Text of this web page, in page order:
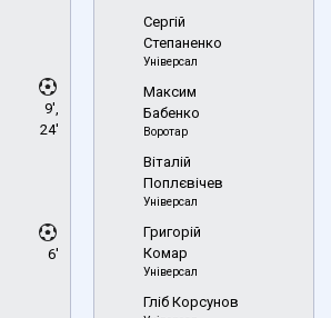
9',
24'
6'
Сергій
Степаненко
Універсал
Максим
Бабенко
Воротар
Віталій
Поплєвічев
Універсал
Григорій
Комар
Універсал
Гліб Корсунов